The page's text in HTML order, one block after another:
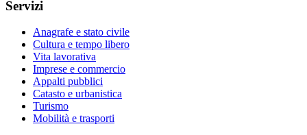
Servizi
Anagrafe e stato civile
Cultura e tempo libero
Vita lavorativa
Imprese e commercio
Appalti pubblici
Catasto e urbanistica
Turismo
Mobilità e trasporti